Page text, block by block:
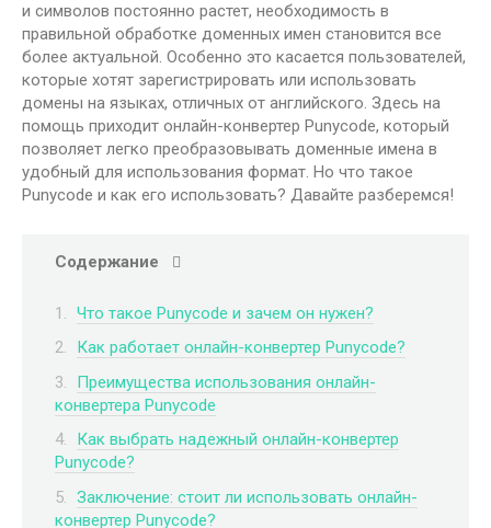
и символов постоянно растет, необходимость в
правильной обработке доменных имен становится все
более актуальной. Особенно это касается пользователей,
которые хотят зарегистрировать или использовать
домены на языках, отличных от английского. Здесь на
помощь приходит онлайн-конвертер Punycode, который
позволяет легко преобразовывать доменные имена в
удобный для использования формат. Но что такое
Punycode и как его использовать? Давайте разберемся!
Содержание
Что такое Punycode и зачем он нужен?
Как работает онлайн-конвертер Punycode?
Преимущества использования онлайн-
конвертера Punycode
Как выбрать надежный онлайн-конвертер
Punycode?
Заключение: стоит ли использовать онлайн-
конвертер Punycode?